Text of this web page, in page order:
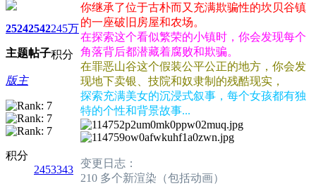
2524
主题
2542
帖子
245万
积分
版主
积分
2453343
你继承了位于古朴而又充满欺骗性的坎贝谷镇
的一座破旧房屋和农场。
在探索这个看似繁荣的小镇时，你会发现每个
角落背后都潜藏着腐败和欺骗。
在罪恶山谷这个假装公平公正的地方，你会发
现地下卖银、技院和奴隶制的残酷现实，
探索充满美女的沉浸式叙事，每个女孩都有独
特的个性和背景故事...
变更日志：
210 多个新渲染（包括动画）